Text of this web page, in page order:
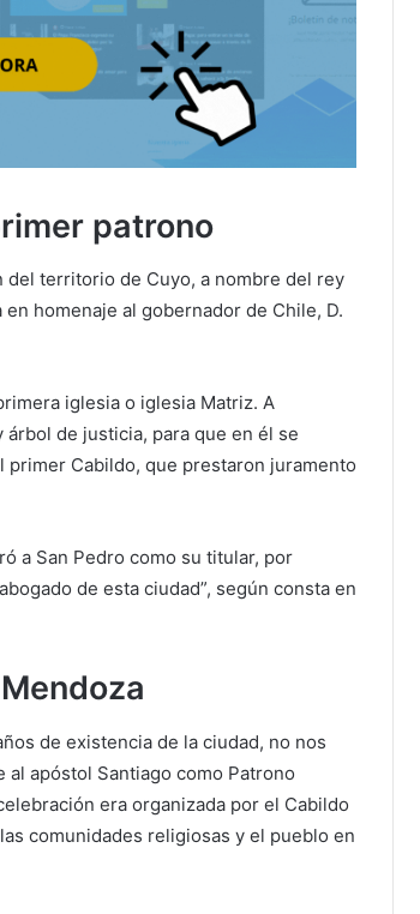
patrono
del territorio de Cuyo, a nombre del rey
homenaje al gobernador de Chile, D.
iglesia o iglesia Matriz. A
de justicia, para que en él se
Cabildo, que prestaron juramento
a San Pedro como su titular, por
de esta ciudad”, según consta en
de existencia de la ciudad, no nos
apóstol Santiago como Patrono
era organizada por el Cabildo
comunidades religiosas y el pueblo en